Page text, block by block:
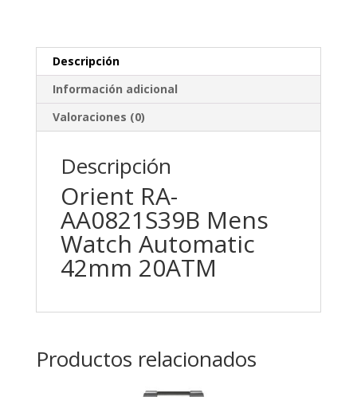
Descripción
Información adicional
Valoraciones (0)
Descripción
Orient RA-
AA0821S39B Mens
Watch Automatic
42mm 20ATM
Productos relacionados